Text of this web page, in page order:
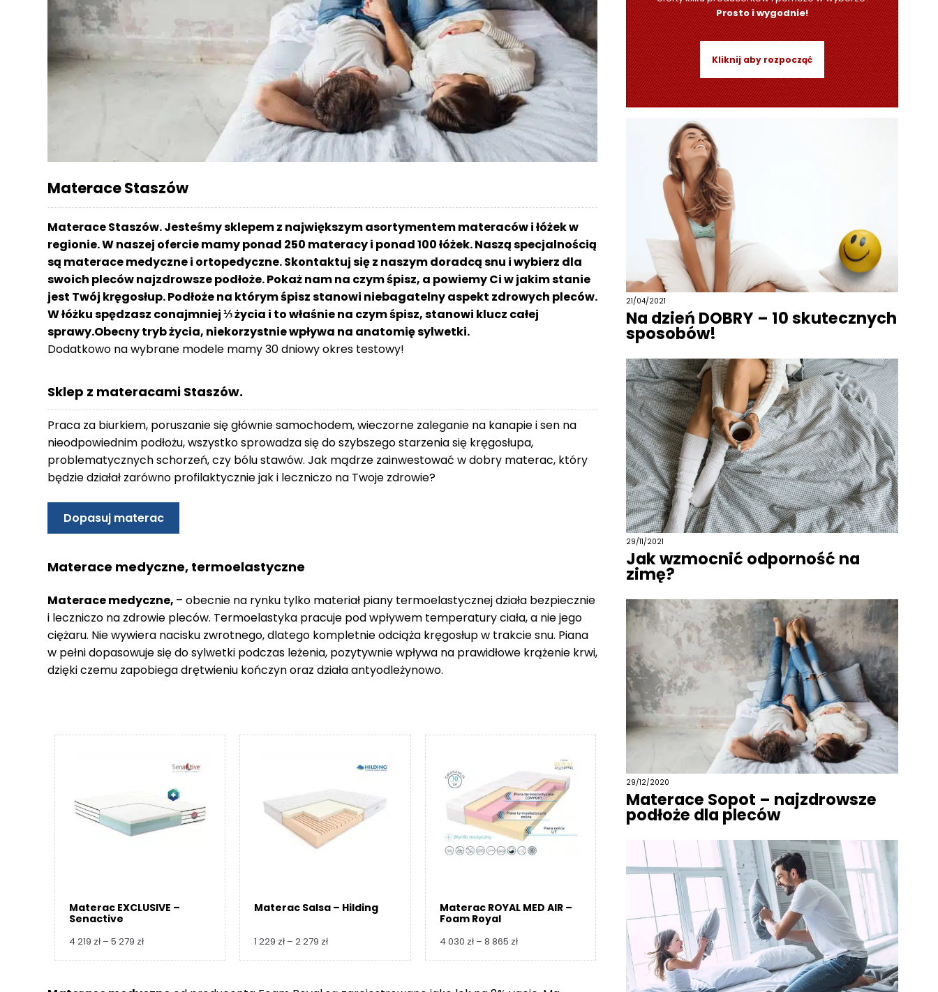
Materace Staszów
Materace Staszów. Jesteśmy sklepem z największym asortymentem materaców i łóżek w
regionie. W naszej ofercie mamy ponad 250 materacy i ponad 100 łóżek. Naszą specjalnością
są materace medyczne i ortopedyczne. Skontaktuj się z naszym doradcą snu i wybierz dla
swoich pleców najzdrowsze podłoże. Pokaż nam na czym śpisz, a powiemy Ci w jakim stanie
jest Twój kręgosłup. Podłoże na którym śpisz stanowi niebagatelny aspekt zdrowych pleców.
W łóżku spędzasz conajmniej ⅓ życia i to właśnie na czym śpisz, stanowi klucz całej
sprawy.Obecny tryb życia, niekorzystnie wpływa na anatomię sylwetki.
Dodatkowo na wybrane modele mamy 30 dniowy okres testowy!
Sklep z materacami Staszów.
Praca za biurkiem, poruszanie się głównie samochodem, wieczorne zaleganie na kanapie i sen na
nieodpowiednim podłożu, wszystko sprowadza się do szybszego starzenia się kręgosłupa,
problematycznych schorzeń, czy bólu stawów. Jak mądrze zainwestować w dobry materac, który
będzie działał zarówno profilaktycznie jak i leczniczo na Twoje zdrowie?
Dopasuj materac
Materace medyczne, termoelastyczne
Materace medyczne, – obecnie na rynku tylko materiał piany termoelastycznej działa bezpiecznie
i leczniczo na zdrowie pleców. Termoelastyka pracuje pod wpływem temperatury ciała, a nie jego
ciężaru. Nie wywiera nacisku zwrotnego, dlatego kompletnie odciąża kręgosłup w trakcie snu. Piana
w pełni dopasowuje się do sylwetki podczas leżenia, pozytywnie wpływa na prawidłowe krążenie krwi,
dzięki czemu zapobiega drętwieniu kończyn oraz działa antyodleżynowo.
Materac EXCLUSIVE –
Senactive
4 219 zł – 5 279 złZakres
Materac Salsa – Hilding
1 229 zł – 2 279 złZakres
Materac ROYAL MED AIR –
Foam Royal
4 030 zł – 8 865 złZakres
Prosto i wygodnie!
Kliknij aby rozpocząć
21/04/2021
Na dzień DOBRY – 10 skutecznych
sposobów!
29/11/2021
Jak wzmocnić odporność na
zimę?
29/12/2020
Materace Sopot – najzdrowsze
podłoże dla pleców